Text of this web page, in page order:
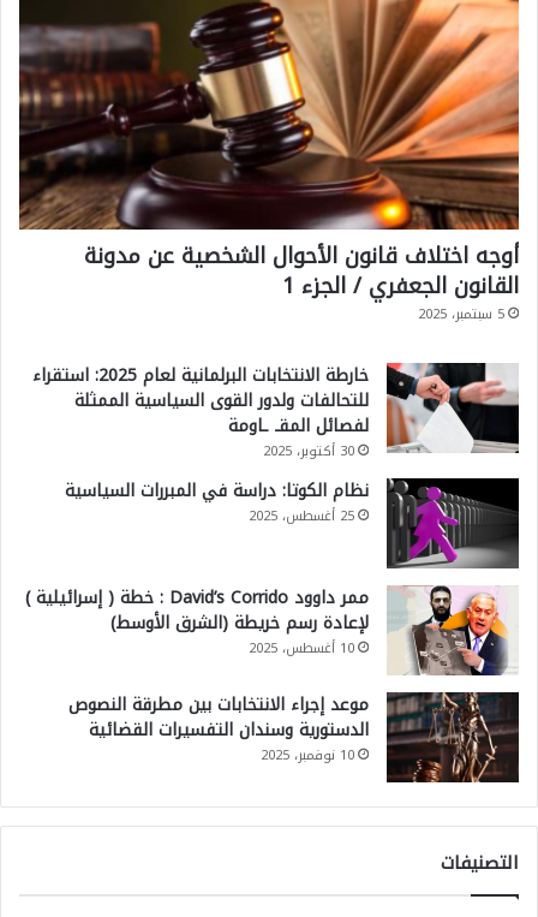
أوجه اختلاف قانون الأحوال الشخصية عن مدونة
القانون الجعفري / الجزء 1
5 سبتمبر، 2025
خارطة الانتخابات البرلمانية لعام 2025: استقراء
للتحالفات ولدور القوى السياسية الممثلة
لفصائل المقـ ـاومة
30 أكتوبر، 2025
نظام الكوتا: دراسة في المبررات السياسية
25 أغسطس، 2025
ممر داوود David’s Corrido : خطة ( إسرائيلية )
لإعادة رسم خريطة (الشرق الأوسط)
10 أغسطس، 2025
موعد إجراء الانتخابات بين مطرقة النصوص
الدستورية وسندان التفسيرات القضائية
10 نوفمبر، 2025
التصنيفات